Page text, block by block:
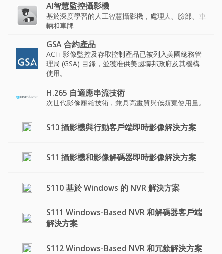
AI智慧監控攝影機
基於深度學習的人工智慧攝影機，處理人、臉部、車
輛和車牌
GSA 合約產品
ACTi 影像監控及存取控制產品已被列入美國總務管
理局 (GSA) 目錄，並獲准供美國聯邦政府及其機構
使用。
H.265 自適應串流技術
次世代影像壓縮技術，兼具高畫質與低頻寬使用量。
S10 攝影機與行動客戶端即時影像解決方案
S11 攝影機和影像解碼器即時影像解決方案
S110 基於 Windows 的 NVR 解決方案
S111 Windows-Based NVR 和解碼器客戶端
解決方案
S112 Windows-Based NVR 和冗餘解決方案